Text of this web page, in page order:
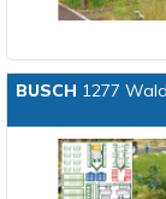
BUSCH 1277